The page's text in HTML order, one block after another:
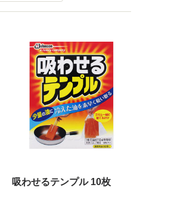
吸わせるテンプル 10枚